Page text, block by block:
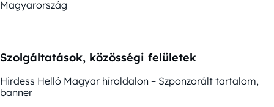
Magyarország
Szolgáltatások, közösségi felületek
Hirdess Helló Magyar híroldalon – Szponzorált tartalom,
banner